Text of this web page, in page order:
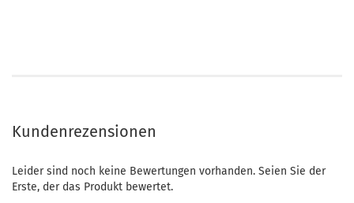
Kundenrezensionen
Leider sind noch keine Bewertungen vorhanden. Seien Sie der
Erste, der das Produkt bewertet.